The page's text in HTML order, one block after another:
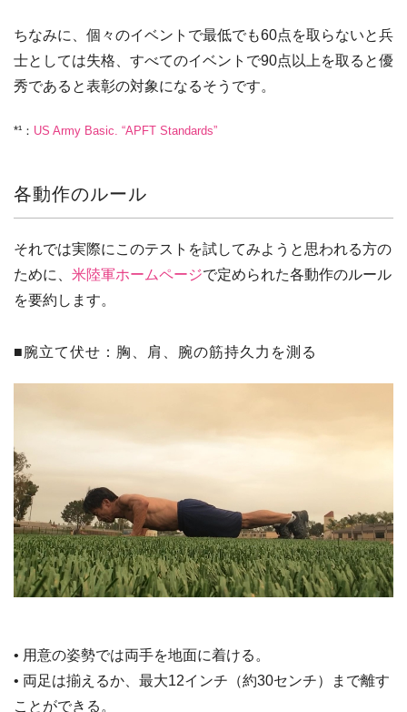
ちなみに、個々のイベントで最低でも60点を取らないと兵
士としては失格、すべてのイベントで90点以上を取ると優
秀であると表彰の対象になるそうです。
*¹： US Army Basic. “APFT Standards”
各動作のルール
それでは実際にこのテストを試してみようと思われる方の
ために、 米陸軍ホームページで定められた各動作のルール
を要約します。
■腕立て伏せ：胸、肩、腕の筋持久力を測る
• 用意の姿勢では両手を地面に着ける。
• 両足は揃えるか、最大12インチ（約30センチ）まで離す
ことができる。